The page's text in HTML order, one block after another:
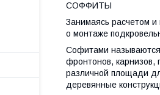
СОФФИТЫ
Занимаясь расчетом
о монтаже
Софитами называются
фронтонов, карнизов,
различной площади
деревянные